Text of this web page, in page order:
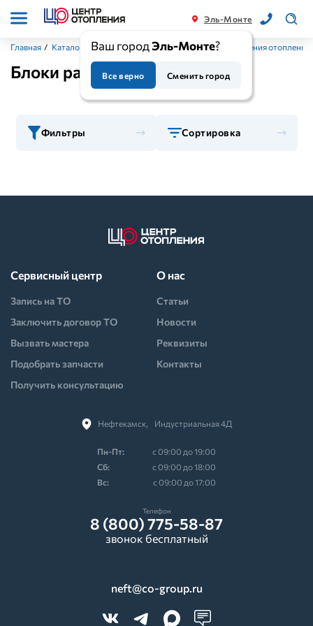
Эль-Монте
Ваш городЭль-Монте?
Все верно Сменить город
Главная / Каталог Приборы отопления / Системы управления
Блоки расширения MyHeat
Фильтры Сортировка
Нефтекамск,⠀Индустриальная 4Д
Пн-Пт:
с 09:00 до 19:00
Cб:
с 09:00 до 18:00
Вс:
с 09:00 до 17:00
Сервисный центр
Запись на ТО
Заключить договор ТО
Вызвать мастера
Подобрать запчасти
Получить консультацию
О нас
Статьи
Новости
Реквизиты
Контакты
Телефон
8 (800) 775-58-87
звонок бесплатный
neft@co-group.ru